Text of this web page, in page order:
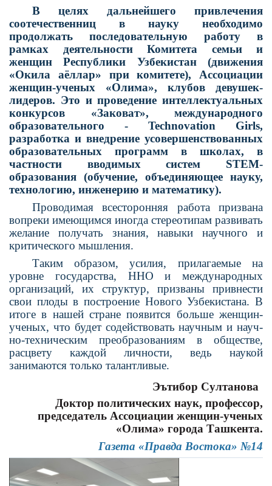
В целях дальнейшего привлечения
соотечественниц в науку необходимо
продолжать последовательную работу в
рамках деятельности Комитета семьи и
женщин Республики Узбекистан (движения
«Окила аёллар» при комитете), Ассоциации
женщин-ученых «Олима», клубов девушек-
лидеров. Это и проведение интеллектуальных
конкурсов «Заковат», международного
образовательного - Technovation Girls,
разработка и внедрение усовершенствованных
образовательных программ в школах, в
частности вводимых систем STEM-
образования (обучение, объединяющее науку,
технологию, инженерию и математику).
Проводимая всесторонняя работа призвана
вопреки имеющимся иногда стереотипам развивать
желание полу­чать знания, навыки научного и
критического мышления.
Таким образом, усилия, прилага­емые на
уровне государства, ННО и международных
организаций, их структур, призваны привнести
свои плоды в построение Нового Узбе­кистана. В
итоге в нашей стране появится больше женщин-
ученых, что будет содействовать научным и науч­
но-техническим преобразованиям в обществе,
расцвету каждой лично­сти, ведь наукой
занимаются только талантливые.
Эътибор Султанова
Доктор политических наук, профессор,
председатель Ассоциации женщин-ученых
«Олима» города Ташкента.
Газета «Правда Востока» №14